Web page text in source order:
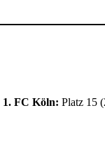
1. FC Köln: Platz 15